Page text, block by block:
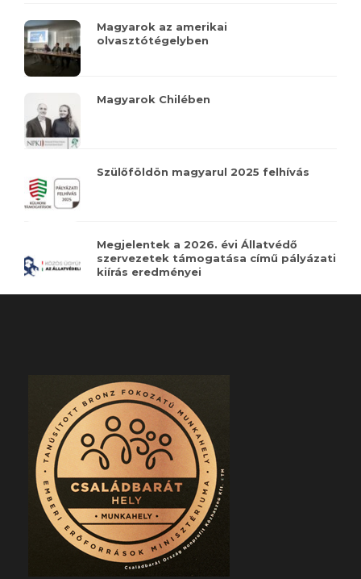
Magyarok az amerikai
olvasztótégelyben
Magyarok Chilében
Szülőföldön magyarul 2025 felhívás
Megjelentek a 2026. évi Állatvédő
szervezetek támogatása című pályázati
kiírás eredményei